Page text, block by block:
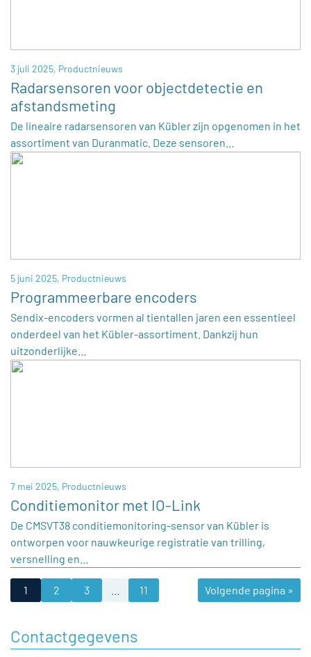
3 juli 2025, Productnieuws
Radarsensoren voor objectdetectie en
afstandsmeting
De lineaire radarsensoren van Kübler zijn opgenomen in het
assortiment van Duranmatic. Deze sensoren…
5 juni 2025, Productnieuws
Programmeerbare encoders
Sendix-encoders vormen al tientallen jaren een essentieel
onderdeel van het Kübler-assortiment. Dankzij hun
uitzonderlijke…
7 mei 2025, Productnieuws
Conditiemonitor met IO-Link
De CMSVT38 conditiemonitoring-sensor van Kübler is
ontworpen voor nauwkeurige registratie van trilling,
versnelling en…
1 2 3 11 Volgende pagina »
Contactgegevens